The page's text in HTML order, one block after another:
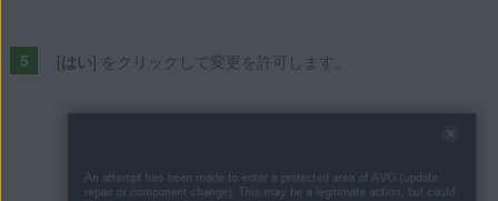
[はい] をクリックして変更を許可します。